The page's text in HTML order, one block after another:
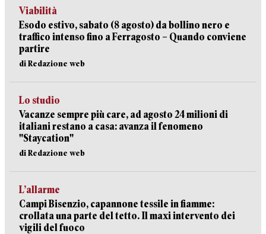
Viabilità
Esodo estivo, sabato (8 agosto) da bollino nero e
traffico intenso fino a Ferragosto – Quando conviene
partire
di Redazione web
Lo studio
Vacanze sempre più care, ad agosto 24 milioni di
italiani restano a casa: avanza il fenomeno
"Staycation"
di Redazione web
L’allarme
Campi Bisenzio, capannone tessile in fiamme:
crollata una parte del tetto. Il maxi intervento dei
vigili del fuoco